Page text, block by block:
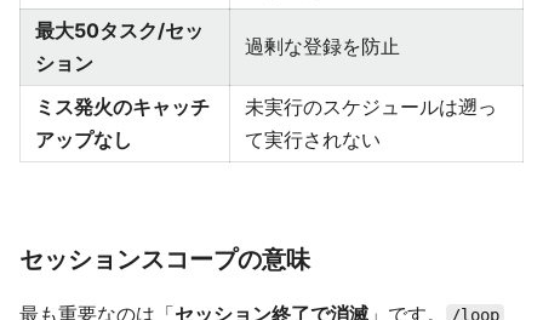
最大50タスク/セッ
ション
過剰な登録を防止
ミス発火のキャッチ
アップなし
未実行のスケジュールは遡っ
て実行されない
セッションスコープの意味
最も重要なのは「セッション終了で消滅 」です。 /loop